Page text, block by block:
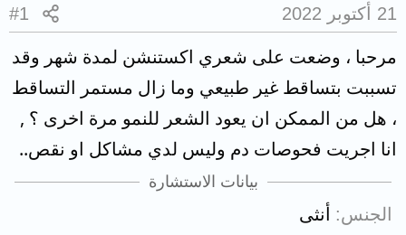
21 أكتوبر 2022 #1
مرحبا ، وضعت على شعري اكستنشن لمدة شهر وقد
تسببت بتساقط غير طبيعي وما زال مستمر التساقط
، هل من الممكن ان يعود الشعر للنمو مرة اخرى ؟ ,
انا اجريت فحوصات دم وليس لدي مشاكل او نقص..
بيانات الاستشارة
الجنس
أنثى